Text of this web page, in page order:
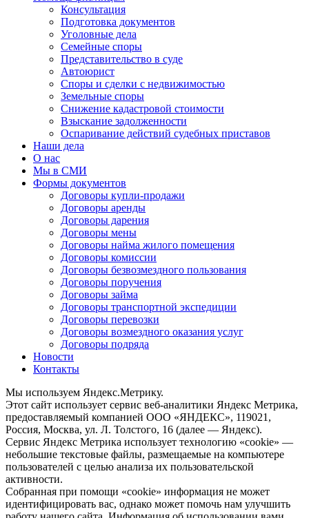
Консультация
Подготовка документов
Уголовные дела
Семейные споры
Представительство в суде
Автоюрист
Споры и сделки с недвижимостью
Земельные споры
Снижение кадастровой стоимости
Взыскание задолженности
Оспаривание действий судебных приставов
Наши дела
О нас
Мы в СМИ
Формы документов
Договоры купли-продажи
Договоры аренды
Договоры дарения
Договоры мены
Договоры найма жилого помещения
Договоры комиссии
Договоры безвозмездного пользования
Договоры поручения
Договоры займа
Договоры транспортной экспедиции
Договоры перевозки
Договоры возмездного оказания услуг
Договоры подряда
Новости
Контакты
Мы используем Яндекс.Метрику.
Этот сайт использует сервис веб-аналитики Яндекс Метрика,
предоставляемый компанией ООО «ЯНДЕКС», 119021,
Россия, Москва, ул. Л. Толстого, 16 (далее — Яндекс).
Сервис Яндекс Метрика использует технологию «cookie» —
небольшие текстовые файлы, размещаемые на компьютере
пользователей с целью анализа их пользовательской
активности.
Собранная при помощи «cookie» информация не может
идентифицировать вас, однако может помочь нам улучшить